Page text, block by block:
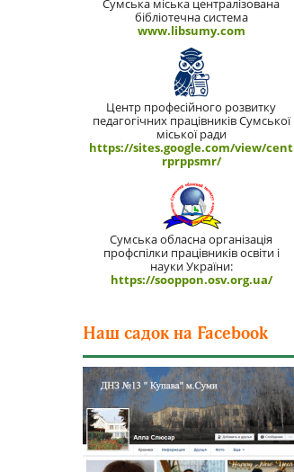
Сумська міська централізована
бібліотечна система
www.libsumy.com
Центр професійного розвитку
педагогічних працівників Сумської
міської ради
https://sites.google.com/view/cent
rprppsmr/
Сумська обласна організація
профспілки працівників освіти і
науки України:
https://sooppon.osv.org.ua/
Наш садок на Facebook